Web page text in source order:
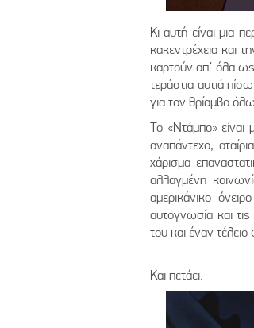
Κι αυτή είναι μια
κακεντρέχεια και
καρτούν απ’ όλα
τεράστια αυτιά
για τον θρίαμβο
Το «Ντάμπο» είναι
αναπάντεχο,
χάρισμα
αλλαγμένη
αμερικάνικο
αυτογνωσία και
του και έναν τέλειο
Και πετάει.